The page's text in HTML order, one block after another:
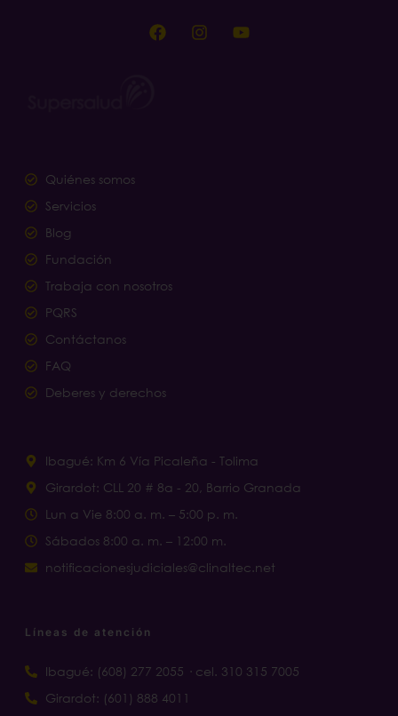
Quiénes somos
Servicios
Blog
Fundación
Trabaja con nosotros
PQRS
Contáctanos
FAQ
Deberes y derechos
Ibagué: Km 6 Vía Picaleña - Tolima
Girardot: CLL 20 # 8a - 20, Barrio Granada
Lun a Vie 8:00 a. m. – 5:00 p. m.
Sábados 8:00 a. m. – 12:00 m.
notificacionesjudiciales@clinaltec.net
Líneas de atención
Ibagué: (608) 277 2055 · cel. 310 315 7005
Girardot: (601) 888 4011